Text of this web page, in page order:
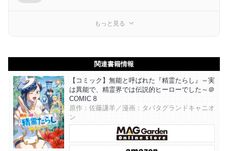
もっと見る
関連書籍情報
【コミック】無能と呼ばれた『精霊たらし』～実
は異能で、精霊界では伝説的ヒーローでした～＠
COMIC 8
原作：佐藤謙羊／漫画：タバタグランドキャニオ
ン